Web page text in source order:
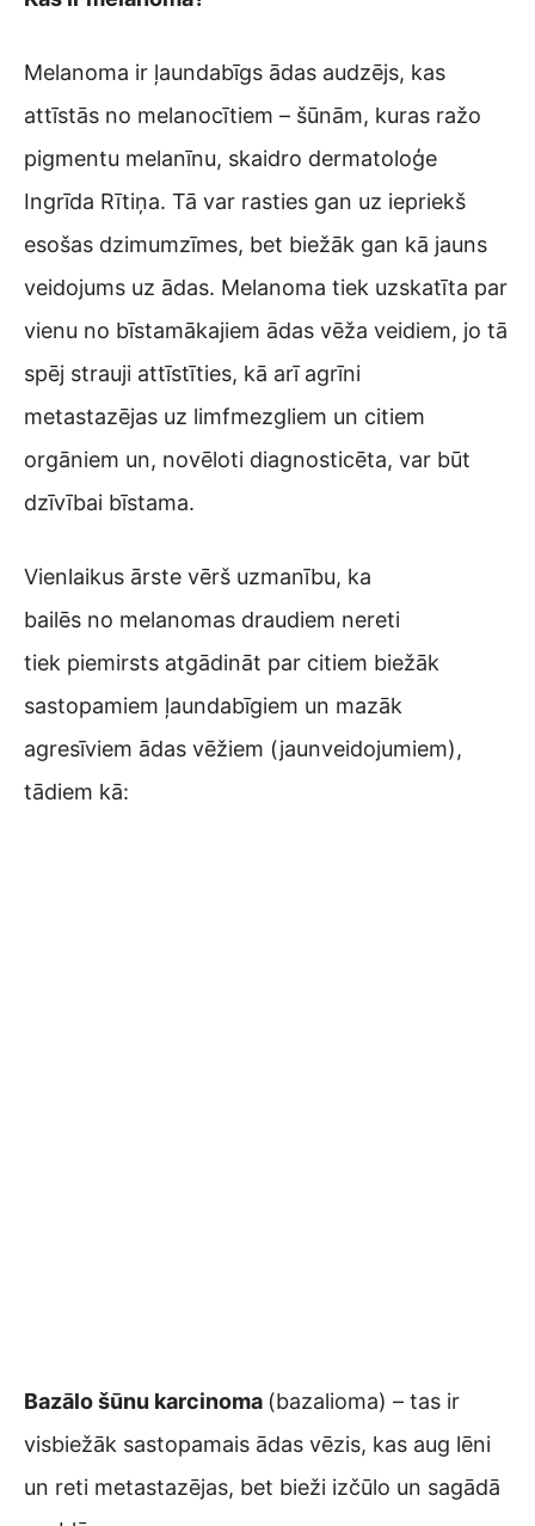
Melanoma ir ļaundabīgs ādas audzējs, kas
attīstās no melanocītiem – šūnām, kuras ražo
pigmentu melanīnu, skaidro dermatoloģe
Ingrīda Rītiņa. Tā var rasties gan uz iepriekš
esošas dzimumzīmes, bet biežāk gan kā jauns
veidojums uz ādas. Melanoma tiek uzskatīta par
vienu no bīstamākajiem ādas vēža veidiem, jo tā
spēj strauji attīstīties, kā arī agrīni
metastazējas uz limfmezgliem un citiem
orgāniem un, novēloti diagnosticēta, var būt
dzīvībai bīstama.
Vienlaikus ārste vērš uzmanību, ka
bailēs no melanomas draudiem nereti
tiek piemirsts atgādināt par citiem biežāk
sastopamiem ļaundabīgiem un mazāk
agresīviem ādas vēžiem (jaunveidojumiem),
tādiem kā:
Bazālo šūnu karcinoma (bazalioma) – tas ir
visbiežāk sastopamais ādas vēzis, kas aug lēni
un reti metastazējas, bet bieži izčūlo un sagādā